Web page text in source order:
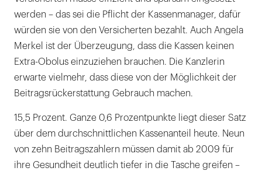
werden – das sei die Pflicht der Kassenmanager, dafür
würden sie von den Versicherten bezahlt. Auch Angela
Merkel ist der Überzeugung, dass die Kassen keinen
Extra-Obolus einzuziehen brauchen. Die Kanzlerin
erwarte vielmehr, dass diese von der Möglichkeit der
Beitragsrückerstattung Gebrauch machen.
15,5 Prozent. Ganze 0,6 Prozentpunkte liegt dieser Satz
über dem durchschnittlichen Kassenanteil heute. Neun
von zehn Beitragszahlern müssen damit ab 2009 für
ihre Gesundheit deutlich tiefer in die Tasche greifen –